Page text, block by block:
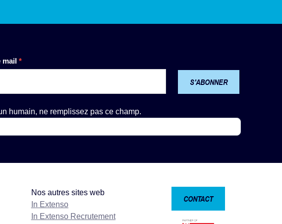
mail *
S'ABONNER
humain, ne remplissez pas ce champ.
Nos autres sites web
In Extenso
In Extenso Recrutement
CONTACT